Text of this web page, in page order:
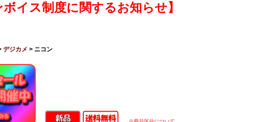
ボイス制度に関するお知らせ】
デジカメ > ニコン